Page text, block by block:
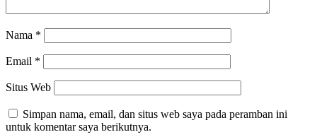
Nama *
Email *
Situs Web
Simpan nama, email, dan situs web saya pada peramban ini
untuk komentar saya berikutnya.